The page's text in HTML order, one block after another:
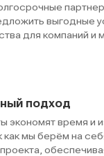
выгодные
для компаний и
подход
экономят время и
как мы берём на